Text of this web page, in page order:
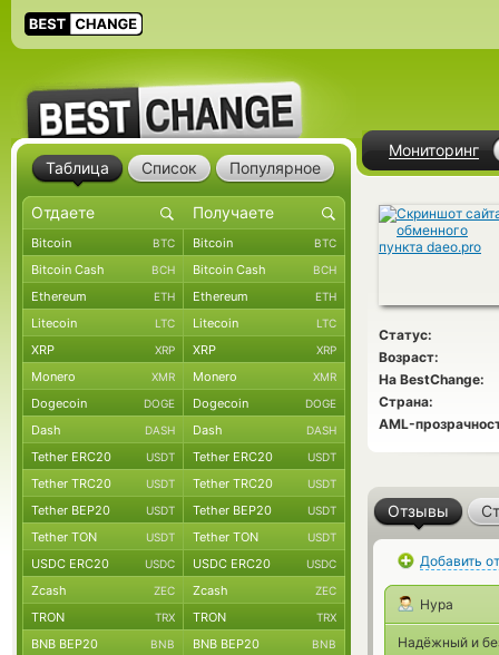
Мониторинг
Статус:
Возраст:
На BestChange:
Страна:
AML-
Отзывы
Добавить
Нура
Надёжный и
Таблица Список Популярное
Bitcoin BTC Bitcoin BTC
Bitcoin Cash BCH Bitcoin Cash BCH
Ethereum ETH Ethereum ETH
Litecoin LTC Litecoin LTC
XRP XRP XRP XRP
Monero XMR Monero XMR
Dogecoin DOGE Dogecoin DOGE
Dash DASH Dash DASH
Tether ERC20 USDT Tether ERC20 USDT
Tether TRC20 USDT Tether TRC20 USDT
Tether BEP20 USDT Tether BEP20 USDT
Tether TON USDT Tether TON USDT
USDC ERC20 USDC USDC ERC20 USDC
Zcash ZEC Zcash ZEC
TRON TRX TRON TRX
BNB BEP20 BNB BNB BEP20 BNB